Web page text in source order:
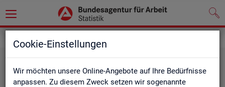
Cookie-Einstellungen
Wir möchten unsere Online-Angebote auf Ihre Bedürfnisse
anpassen. Zu diesem Zweck setzen wir sogenannte